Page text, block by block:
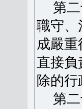
第二
職守、
成嚴
直接負
除的行
第二